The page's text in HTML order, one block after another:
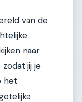
van de
naar
jij je
het